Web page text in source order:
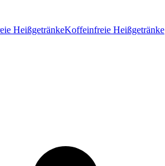
HeißgetränkeKoffeinfreie Heißgetränke